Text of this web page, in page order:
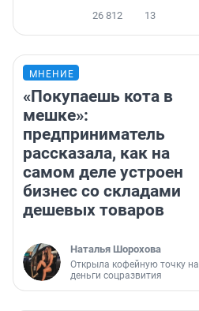
26 812 13
МНЕНИЕ
«Покупаешь кота в
мешке»:
предприниматель
рассказала, как на
самом деле устроен
бизнес со складами
дешевых товаров
Наталья Шорохова
Открыла кофейную точку на
деньги соцразвития